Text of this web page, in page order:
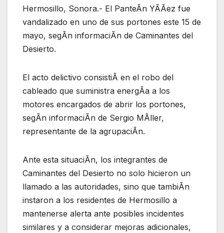
Hermosillo, Sonora.- El PanteÃn YÃÃez fue
vandalizado en uno de sus portones este 15 de
mayo, segÃn informaciÃn de Caminantes del
Desierto.
El acto delictivo consistiÃ en el robo del
cableado que suministra energÃa a los
motores encargados de abrir los portones,
segÃn informaciÃn de Sergio MÃller,
representante de la agrupaciÃn.
Ante esta situaciÃn, los integrantes de
Caminantes del Desierto no solo hicieron un
llamado a las autoridades, sino que tambiÃn
instaron a los residentes de Hermosillo a
mantenerse alerta ante posibles incidentes
similares y a considerar mejoras adicionales,